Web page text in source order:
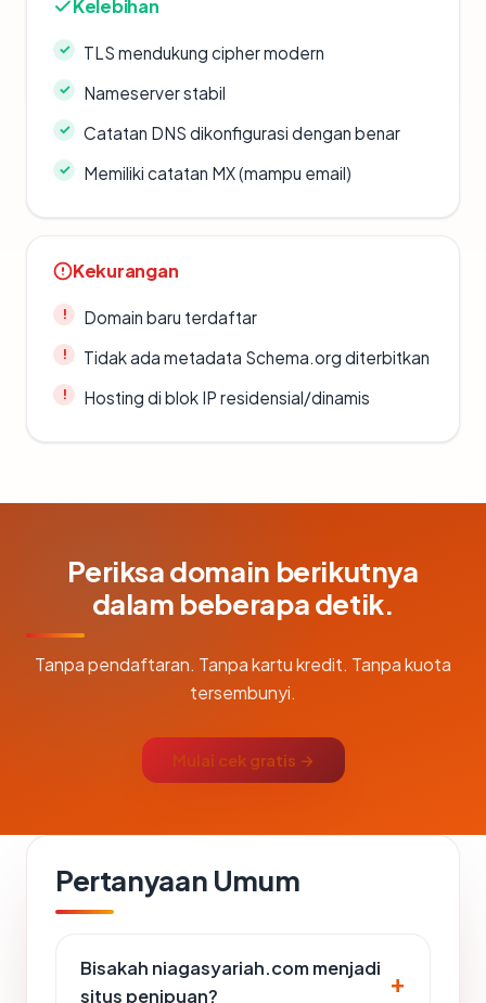
Kelebihan
TLS mendukung cipher modern
Nameserver stabil
Catatan DNS dikonfigurasi dengan benar
Memiliki catatan MX (mampu email)
Kekurangan
Domain baru terdaftar
Tidak ada metadata Schema.org diterbitkan
Hosting di blok IP residensial/dinamis
Periksa domain berikutnya
dalam beberapa detik.
Tanpa pendaftaran. Tanpa kartu kredit. Tanpa kuota
tersembunyi.
Mulai cek gratis →
Pertanyaan Umum
Bisakah niagasyariah.com menjadi
situs penipuan?